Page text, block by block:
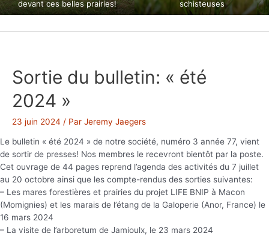
devant ces belles prairies!
schisteuses
Sortie du bulletin: « été
2024 »
23 juin 2024 / Par Jeremy Jaegers
Le bulletin « été 2024 » de notre société, numéro 3 année 77, vient
de sortir de presses! Nos membres le recevront bientôt par la poste.
Cet ouvrage de 44 pages reprend l’agenda des activités du 7 juillet
au 20 octobre ainsi que les compte-rendus des sorties suivantes:
– Les mares forestières et prairies du projet LIFE BNIP à Macon
(Momignies) et les marais de l’étang de la Galoperie (Anor, France) le
16 mars 2024
– La visite de l’arboretum de Jamioulx, le 23 mars 2024